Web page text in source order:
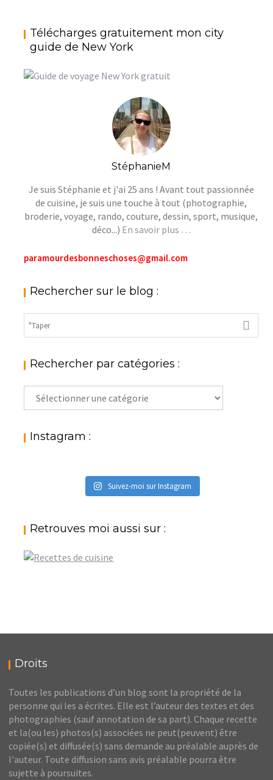
Télécharges gratuitement mon city
guide de New York
StéphanieM
Je suis Stéphanie et j'ai 25 ans ! Avant tout passionnée
de cuisine, je suis une touche à tout (photographie,
broderie, voyage, rando, couture, dessin, sport, musique,
déco...) En savoir plus …
paramourdesbonneschoses@gmail.com
Rechercher sur le blog :
Rechercher par catégories :
Rechercher
par
: Instagram :
Suivez-moi sur Instagram
Retrouves moi aussi sur :
Droits
Toutes les publications d’un blog sont la propriété de la
personne qui les a écrites. Elle est l’auteur des textes et des
photographies (sauf annotation de sa part). Chaque recette
et la(ou les) photos(s) associées ne peut(peuvent) être
copiée(s) et diffusée(s) sans demande au préalable auprès de
l'auteur. Toute diffusion sans avis préalable pourra être
sujette à poursuites.